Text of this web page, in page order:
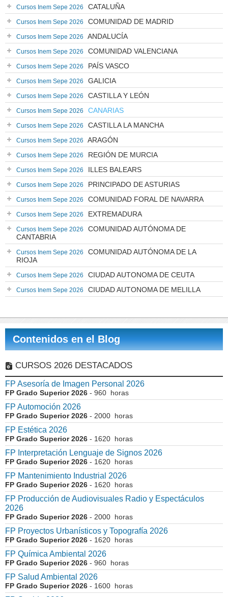
Cursos Inem Sepe 2026 CATALUÑA
Cursos Inem Sepe 2026 COMUNIDAD DE MADRID
Cursos Inem Sepe 2026 ANDALUCÍA
Cursos Inem Sepe 2026 COMUNIDAD VALENCIANA
Cursos Inem Sepe 2026 PAÍS VASCO
Cursos Inem Sepe 2026 GALICIA
Cursos Inem Sepe 2026 CASTILLA Y LEÓN
Cursos Inem Sepe 2026 CANARIAS
Cursos Inem Sepe 2026 CASTILLA LA MANCHA
Cursos Inem Sepe 2026 ARAGÓN
Cursos Inem Sepe 2026 REGIÓN DE MURCIA
Cursos Inem Sepe 2026 ILLES BALEARS
Cursos Inem Sepe 2026 PRINCIPADO DE ASTURIAS
Cursos Inem Sepe 2026 COMUNIDAD FORAL DE NAVARRA
Cursos Inem Sepe 2026 EXTREMADURA
Cursos Inem Sepe 2026
COMUNIDAD AUTÓNOMA DE
CANTABRIA
Cursos Inem Sepe 2026
COMUNIDAD AUTÓNOMA DE LA
RIOJA
Cursos Inem Sepe 2026 CIUDAD AUTONOMA DE CEUTA
Cursos Inem Sepe 2026 CIUDAD AUTONOMA DE MELILLA
Contenidos en el Blog
CURSOS 2026 DESTACADOS
FP Asesoría de Imagen Personal 2026
FP Grado Superior 2026 - 960 horas
FP Automoción 2026
FP Grado Superior 2026 - 2000 horas
FP Estética 2026
FP Grado Superior 2026 - 1620 horas
FP Interpretación Lenguaje de Signos 2026
FP Grado Superior 2026 - 1620 horas
FP Mantenimiento Industrial 2026
FP Grado Superior 2026 - 1620 horas
FP Producción de Audiovisuales Radio y Espectáculos
2026
FP Grado Superior 2026 - 2000 horas
FP Proyectos Urbanísticos y Topografía 2026
FP Grado Superior 2026 - 1620 horas
FP Química Ambiental 2026
FP Grado Superior 2026 - 960 horas
FP Salud Ambiental 2026
FP Grado Superior 2026 - 1600 horas